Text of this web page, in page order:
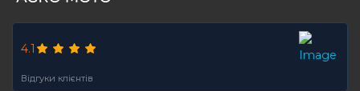
4.1
Відгуки клієнтів